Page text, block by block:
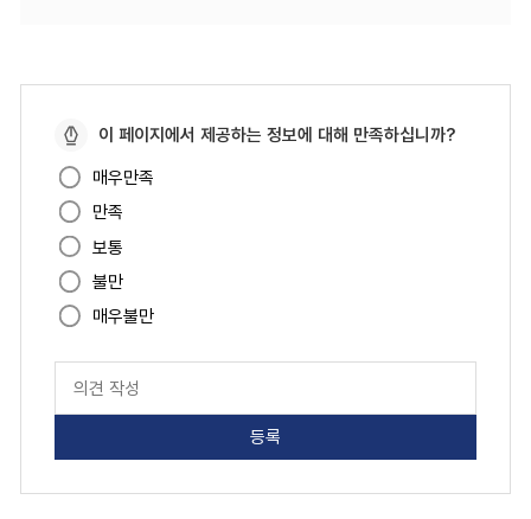
페
이
지
만
족
도
이 페이지에서 제공하는 정보에 대해 만족하십니까?
매우만족
만족
보통
불만
매우불만
지
족